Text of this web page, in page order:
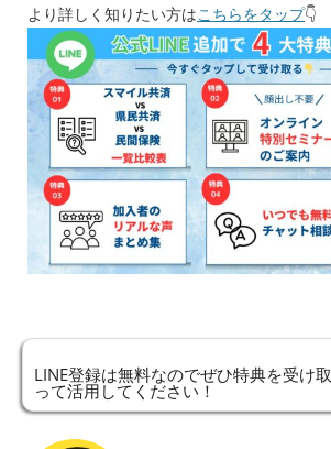
より詳しく知りたい方はこちらをタップ👇
LINE登録は無料なのでぜひ特典を受け取
って活用してください！